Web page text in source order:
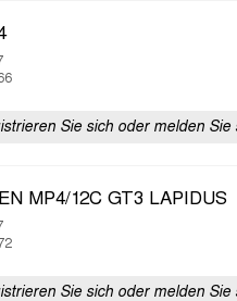
Sie sich oder melden
MP4/12C GT3 LAPIDUS
Sie sich oder melden